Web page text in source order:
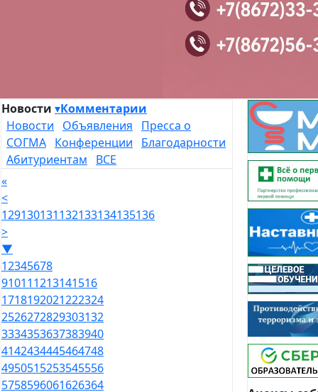
Новости ▾Комментарии
Новости
Объявления
Пресса о
СОГМА Конференции
Благодарности
Абитуриентам
ВСЕ
«
<
129130131132133134135136
>
▼
12345678
910111213141516
1718192021222324
2526272829303132
3334353637383940
4142434445464748
4950515253545556
5758596061626364